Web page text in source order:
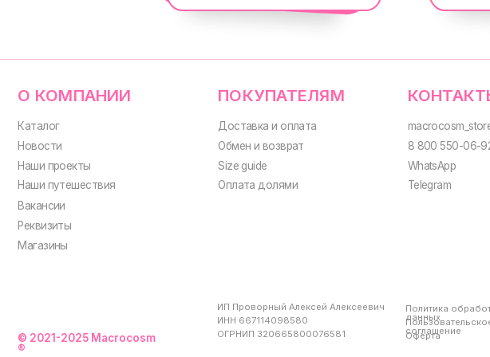
ИНН 667114098580
Пользовательское